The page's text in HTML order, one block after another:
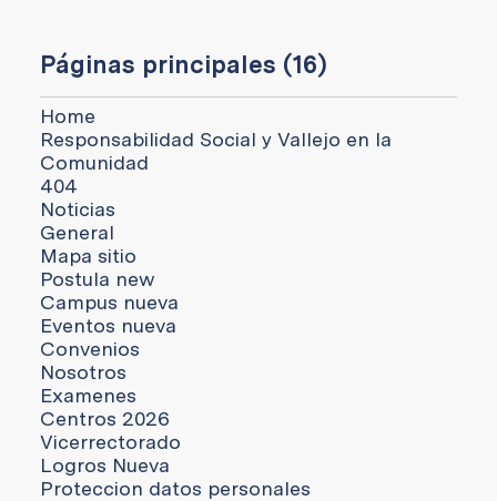
Páginas principales (16)
Home
Responsabilidad Social y Vallejo en la
Comunidad
404
Noticias
General
Mapa sitio
Postula new
Campus nueva
Eventos nueva
Convenios
Nosotros
Examenes
Centros 2026
Vicerrectorado
Logros Nueva
Proteccion datos personales